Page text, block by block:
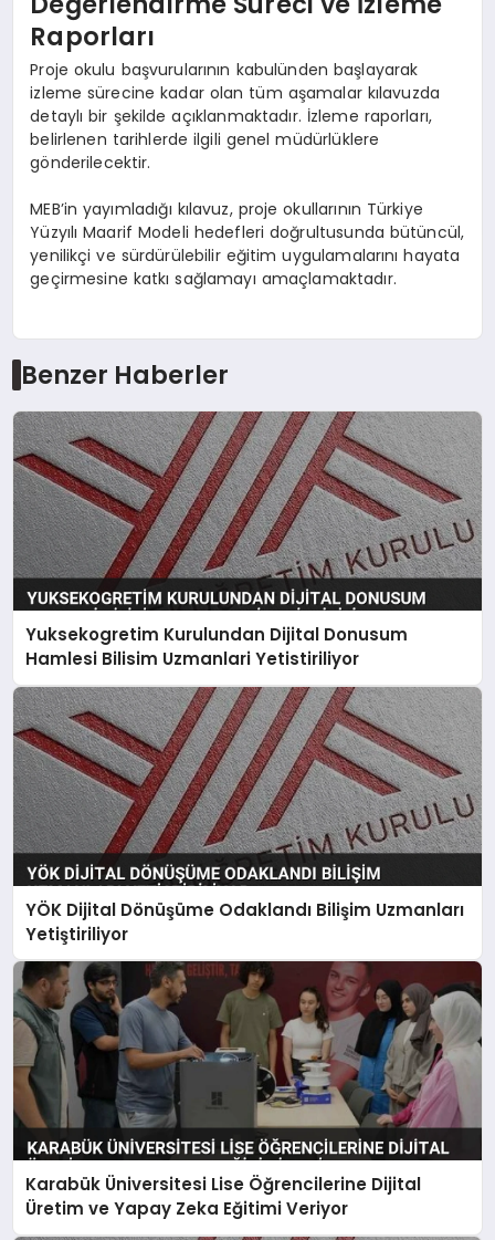
Raporları
Proje okulu başvurularının kabulünden başlayarak
izleme sürecine kadar olan tüm aşamalar kılavuzda
detaylı bir şekilde açıklanmaktadır. İzleme raporları,
belirlenen tarihlerde ilgili genel müdürlüklere
gönderilecektir.
MEB’in yayımladığı kılavuz, proje okullarının Türkiye
Yüzyılı Maarif Modeli hedefleri doğrultusunda bütüncül,
yenilikçi ve sürdürülebilir eğitim uygulamalarını hayata
geçirmesine katkı sağlamayı amaçlamaktadır.
Benzer Haberler
Yuksekogretim Kurulundan Dijital Donusum
Hamlesi Bilisim Uzmanlari Yetistiriliyor
YÖK Dijital Dönüşüme Odaklandı Bilişim Uzmanları
Yetiştiriliyor
Karabük Üniversitesi Lise Öğrencilerine Dijital
Üretim ve Yapay Zeka Eğitimi Veriyor